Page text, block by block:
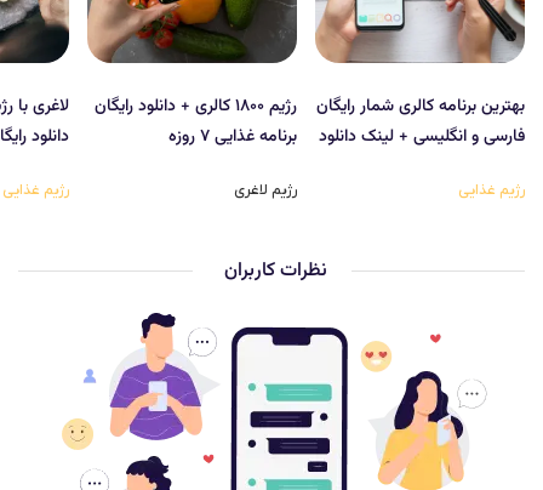
بهترین برنامه کالری شمار رایگان
فارسی و انگلیسی + لینک دانلود
رژیم غذایی
رژیم ۱۸۰۰ کالری + دانلود رایگان
برنامه غذایی ۷ روزه
رژیم لاغری
دانلود
رژیم غذایی
نظرات کاربران